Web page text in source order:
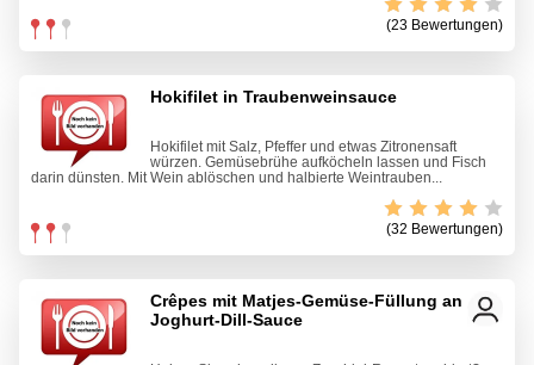
(23 Bewertungen)
Hokifilet in Traubenweinsauce
Hokifilet mit Salz, Pfeffer und etwas Zitronensaft
würzen. Gemüsebrühe aufköcheln lassen und Fisch
darin dünsten. Mit Wein ablöschen und halbierte Weintrauben...
(32 Bewertungen)
Crêpes mit Matjes-Gemüse-Füllung an
Joghurt-Dill-Sauce